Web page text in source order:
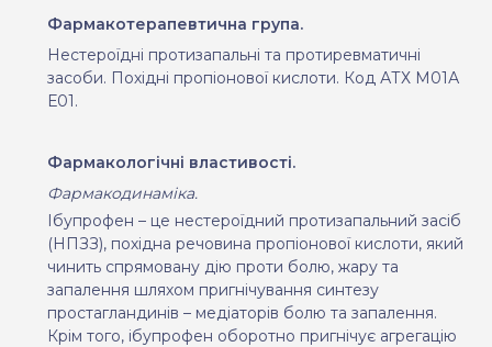
Фармакотерапевтична група.
Нестероїдні протизапальні та протиревматичні
засоби. Похідні пропіонової кислоти. Код АТХ М01А
Е01.
Фармакологічні властивості.
Фармакодинаміка.
Ібупрофен – це нестероїдний протизапальний засіб
(НПЗЗ), похідна речовина пропіонової кислоти, який
чинить спрямовану дію проти болю, жару та
запалення шляхом пригнічування синтезу
простагландинів – медіаторів болю та запалення.
Крім того, ібупрофен оборотно пригнічує агрегацію